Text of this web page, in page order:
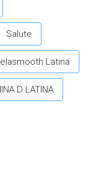
Salute
Latina
D LATINA